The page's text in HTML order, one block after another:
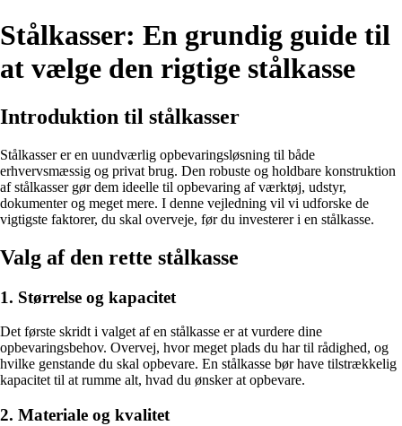
Stålkasser: En grundig guide til
at vælge den rigtige stålkasse
Introduktion til stålkasser
Stålkasser er en uundværlig opbevaringsløsning til både
erhvervsmæssig og privat brug. Den robuste og holdbare konstruktion
af stålkasser gør dem ideelle til opbevaring af værktøj, udstyr,
dokumenter og meget mere. I denne vejledning vil vi udforske de
vigtigste faktorer, du skal overveje, før du investerer i en stålkasse.
Valg af den rette stålkasse
1. Størrelse og kapacitet
Det første skridt i valget af en stålkasse er at vurdere dine
opbevaringsbehov. Overvej, hvor meget plads du har til rådighed, og
hvilke genstande du skal opbevare. En stålkasse bør have tilstrækkelig
kapacitet til at rumme alt, hvad du ønsker at opbevare.
2. Materiale og kvalitet